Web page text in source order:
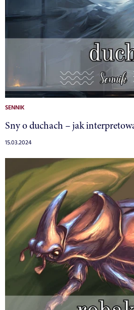
SENNIK
Sny o duchach – jak
15.03.2024